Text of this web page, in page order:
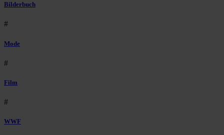
Bilderbuch
#
Mode
#
Film
#
WWF